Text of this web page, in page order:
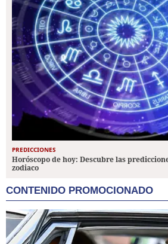
PREDICCIONES
Horóscopo de hoy: Descubre las
zodiaco
CONTENIDO PROMOCIONADO